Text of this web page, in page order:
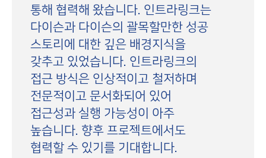
통해 협력해 왔습니다. 인트라링크는
다이슨과 다이슨의 괄목할만한 성공
스토리에 대한 깊은 배경지식을
갖추고 있었습니다. 인트라링크의
접근 방식은 인상적이고 철저하며
전문적이고 문서화되어 있어
접근성과 실행 가능성이 아주
높습니다. 향후 프로젝트에서도
협력할 수 있기를 기대합니다.